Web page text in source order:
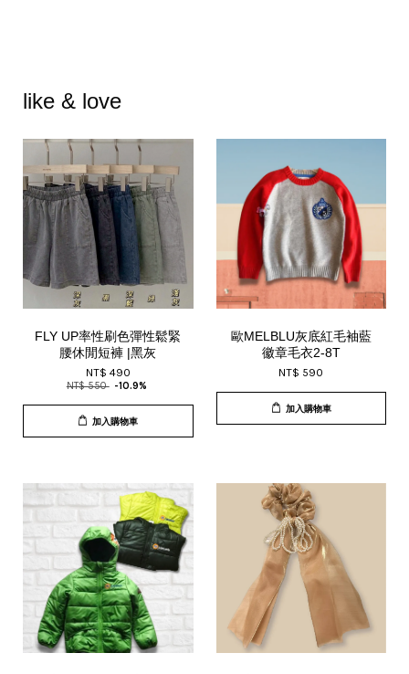
like & love
FLY UP率性刷色彈性鬆緊
腰休閒短褲 |黑灰
NT$ 490
NT$ 550 -10.9%
加入購物車
歐MELBLU灰底紅毛袖藍
徽章毛衣2-8T
NT$ 590
加入購物車